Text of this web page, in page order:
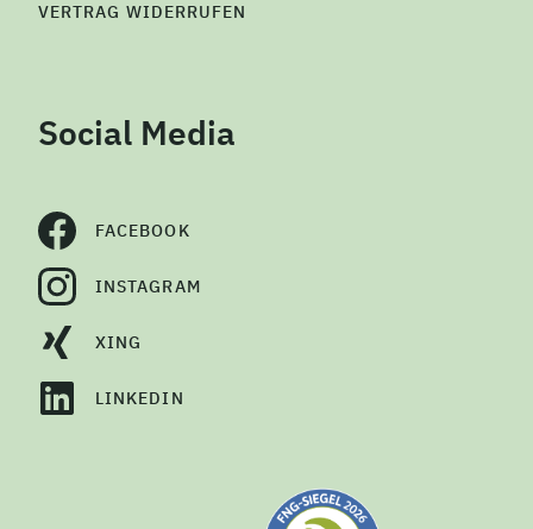
VERTRAG WIDERRUFEN
Social Media
FACEBOOK
INSTAGRAM
XING
LINKEDIN